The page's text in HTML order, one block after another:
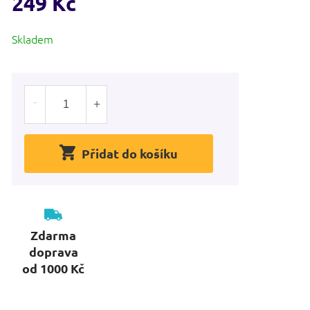
cena:
Skladem
Přidat do košíku
Zdarma
doprava
od 1000 Kč